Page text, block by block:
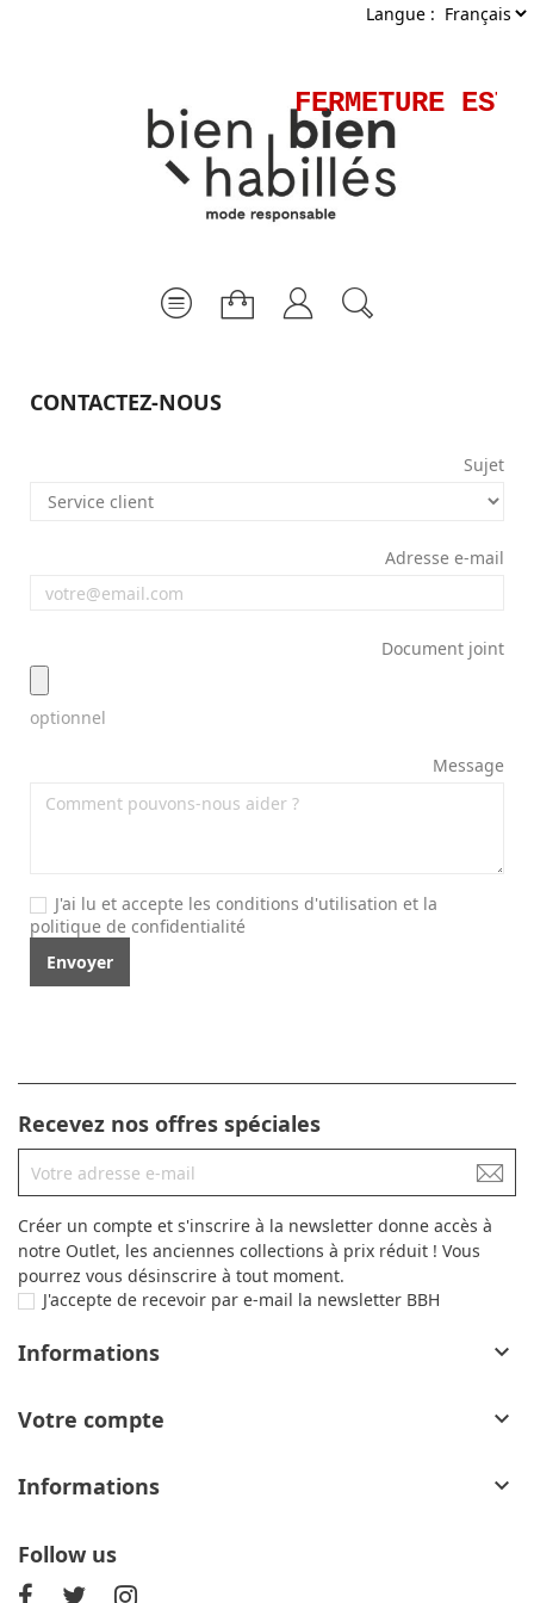
Langue :
FERMETURE
CONTACTEZ-NOUS
Sujet
Adresse e-mail
Document joint
optionnel
Message
J'ai lu et accepte les conditions d'utilisation et la
politique de confidentialité
Recevez nos offres spéciales
Créer un compte et s'inscrire à la newsletter donne accès à
notre Outlet, les anciennes collections à prix réduit ! Vous
pourrez vous désinscrire à tout moment.
J'accepte de recevoir par e-mail la newsletter BBH
Informations 
Votre compte 
Informations 
Follow us